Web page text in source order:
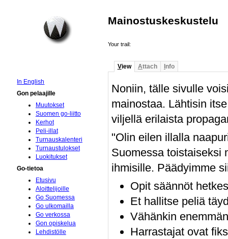
Mainostuskeskustelu
Your trail:
View Attach Info
Noniin, tälle sivulle
mainostaa. Lähtisin
viljellä erilaista
"Olin eilen illalla
Suomessa toistaiseksi
ihmisille. Päädyimme
Opit säännöt
Et hallitse peliä
Vähänkin
Harrastajat ovat
In English
Gon pelaajille
Muutokset
Suomen go-liitto
Kerhot
Peli-illat
Turnauskalenteri
Turnaustulokset
Luokitukset
Go-tietoa
Etusivu
Aloittelijoille
Go Suomessa
Go ulkomailla
Go verkossa
Gon opiskelua
Lehdistölle